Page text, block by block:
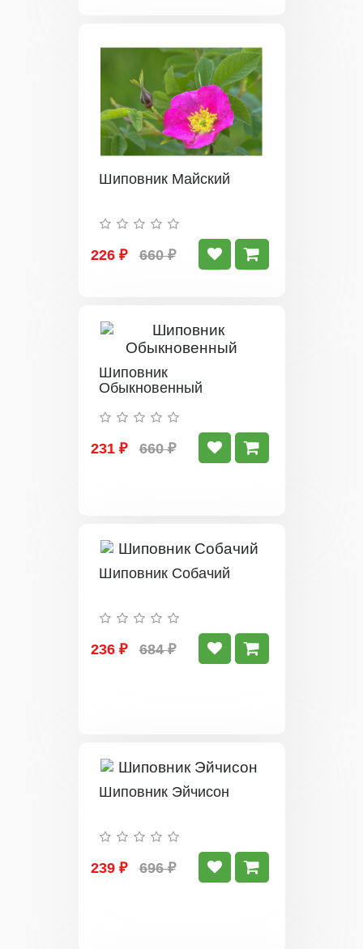
Шиповник Майский
226 ₽ 660 ₽
Шиповник
Обыкновенный
231 ₽ 660 ₽
Шиповник Собачий
236 ₽ 684 ₽
Шиповник Эйчисон
239 ₽ 696 ₽